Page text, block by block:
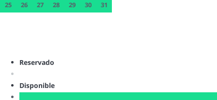
25
26 27 28 29 30 31
Reservado
Disponible